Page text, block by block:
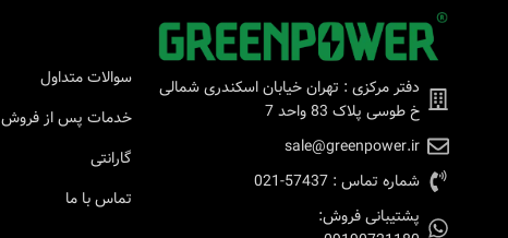
دفتر مرکزی : تهران خیابان اسکندری شمالی
خ طوسی پلاک 83 واحد 7
sale@greenpower.ir
شماره تماس : 57437-021
پشتیبانی فروش:
سوالات متداول
خدمات پس از فروش
گارانتی
تماس با ما